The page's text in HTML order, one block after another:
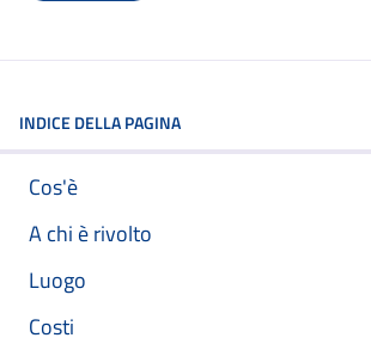
INDICE DELLA PAGINA
Cos'è
A chi è rivolto
Luogo
Costi